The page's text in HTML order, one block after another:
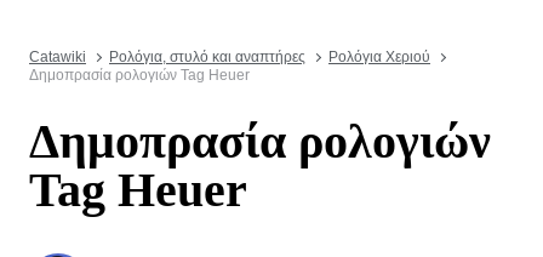
Catawiki Ρολόγια, στυλό και αναπτήρες
Ρολόγια Χεριού
Δημοπρασία ρολογιών Tag Heuer
Δημοπρασία ρολογιών
Tag Heuer